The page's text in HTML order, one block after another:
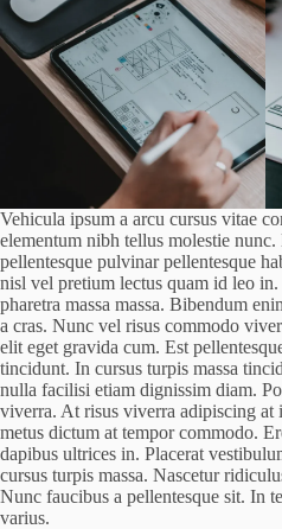
Vehicula ipsum a arcu cursus vitae
elementum nibh tellus molestie
pellentesque pulvinar pellentesque
nisl vel pretium lectus quam id leo in.
pharetra massa massa. Bibendum
a cras. Nunc vel risus commodo
elit eget gravida cum. Est
tincidunt. In cursus turpis massa
nulla facilisi etiam dignissim diam.
viverra. At risus viverra adipiscing at
metus dictum at tempor commodo.
dapibus ultrices in. Placerat
cursus turpis massa. Nascetur
Nunc faucibus a pellentesque sit. In
varius.